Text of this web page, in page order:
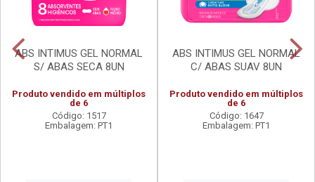
ABS INTIMUS GEL NORMAL
S/ ABAS SECA 8UN
Produto vendido em múltiplos
de 6
Código: 1517
Embalagem: PT1
ABS INTIMUS GEL NORMAL
C/ ABAS SUAV 8UN
Produto vendido em múltiplos
de 6
Código: 1647
Embalagem: PT1